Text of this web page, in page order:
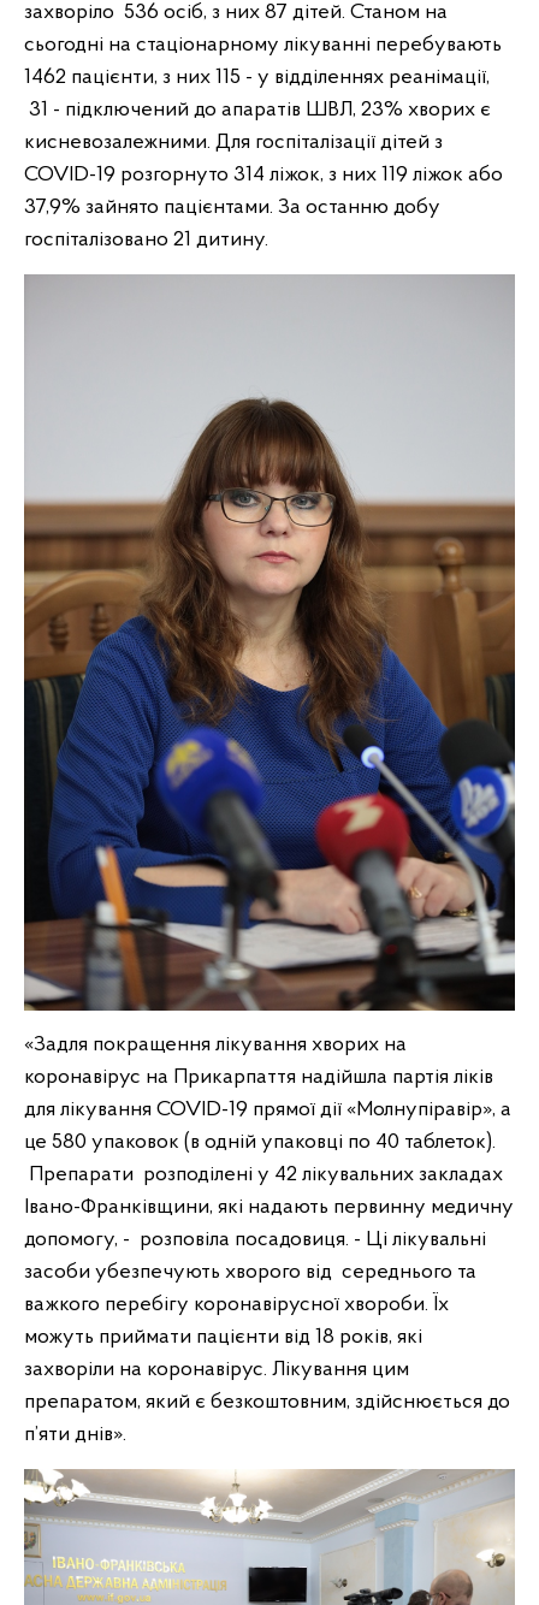
захворіло 536 осіб, з них 87 дітей. Станом на
сьогодні на стаціонарному лікуванні перебувають
1462 пацієнти, з них 115 - у відділеннях реанімації,
31 - підключений до апаратів ШВЛ, 23% хворих є
кисневозалежними. Для госпіталізації дітей з
COVID-19 розгорнуто 314 ліжок, з них 119 ліжок або
37,9% зайнято пацієнтами. За останню добу
госпіталізовано 21 дитину.
«Задля покращення лікування хворих на
коронавірус на Прикарпаття надійшла партія ліків
для лікування COVID-19 прямої дії «Молнупіравір», а
це 580 упаковок (в одній упаковці по 40 таблеток).
Препарати розподілені у 42 лікувальних закладах
Івано-Франківщини, які надають первинну медичну
допомогу, - розповіла посадовиця. - Ці лікувальні
засоби убезпечують хворого від середнього та
важкого перебігу коронавірусної хвороби. Їх
можуть приймати пацієнти від 18 років, які
захворіли на коронавірус. Лікування цим
препаратом, який є безкоштовним, здійснюється до
п’яти днів».